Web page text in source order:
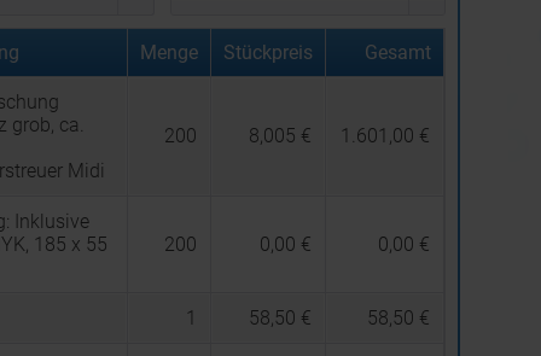
Menge Stückpreis Gesamt
grob, ca.
Midi
200 8,005 € 1.601,00 €
Inklusive
185 x 55
200 0,00 € 0,00 €
1 58,50 € 58,50 €